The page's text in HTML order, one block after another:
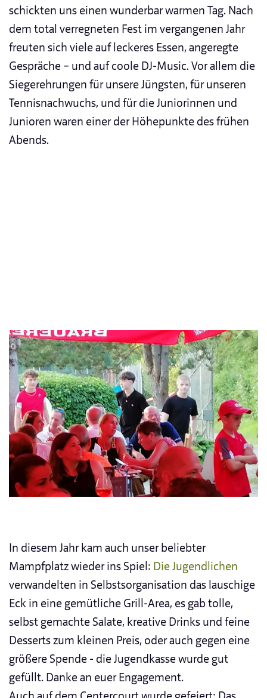
schickten uns einen wunderbar warmen Tag. Nach
dem total verregneten Fest im vergangenen Jahr
freuten sich viele auf leckeres Essen, angeregte
Gespräche – und auf coole DJ-Music. Vor allem die
Siegerehrungen für unsere Jüngsten, für unseren
Tennisnachwuchs, und für die Juniorinnen und
Junioren waren einer der Höhepunkte des frühen
Abends.
In diesem Jahr kam auch unser beliebter
Mampfplatz wieder ins Spiel: Die Jugendlichen
verwandelten in Selbstsorganisation das lauschige
Eck in eine gemütliche Grill-Area, es gab tolle,
selbst gemachte Salate, kreative Drinks und feine
Desserts zum kleinen Preis, oder auch gegen eine
größere Spende - die Jugendkasse wurde gut
gefüllt. Danke an euer Engagement.